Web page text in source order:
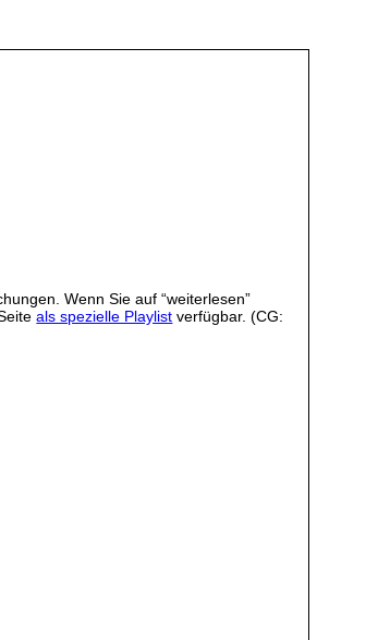
Wenn Sie auf “weiterlesen”
als spezielle Playlist verfügbar. (CG: